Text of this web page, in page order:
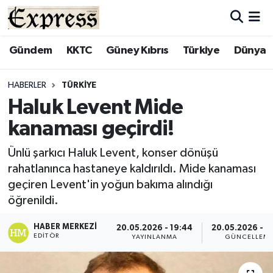
Gündem KKTC Güney Kıbrıs Türkiye Dünya
HABERLER TÜRKIYE
Haluk Levent Mide
kanaması geçirdi!
Ünlü şarkıcı Haluk Levent, konser dönüşü
rahatlanınca hastaneye kaldırıldı. Mide kanaması
geçiren Levent'in yoğun bakıma alındığı
öğrenildi.
HABER MERKEZI
EDITÖR
20.05.2026 - 19:44
YAYINLANMA
20.05.2026 -
ALAYKÖY
BİLİM
DÜNYA
EĞİTİM
EKONOMİ
Hava Durumu
Süper Lig Puan Durumu ve Fikstür
Tüm Manşetler
Son Dakika Haberleri
Haber Arşivi